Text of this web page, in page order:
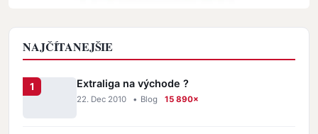
NAJČÍTANEJŠIE
Extraliga na východe ?
22. Dec 2010 • Blog 15 890×